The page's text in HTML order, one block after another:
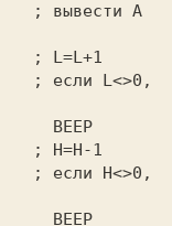
; вывести A
; L=L+1
; если L<>0,
; H=H-1
; если H<>0,